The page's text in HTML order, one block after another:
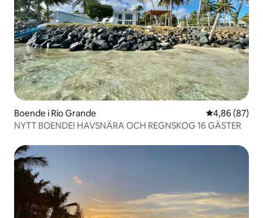
Boende i Río Grande 4,86 av 5 i
4,86 (87)
NYTT BOENDE! HAVSNÄRA OCH REGNSKOG 16 GÄSTER